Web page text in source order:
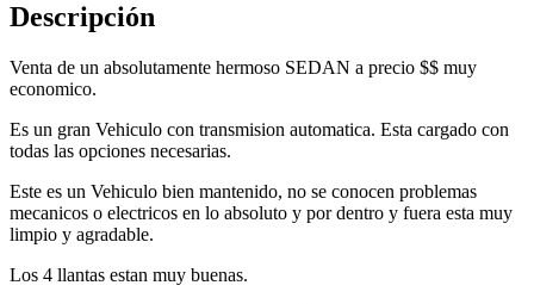
Descripción
Venta de un absolutamente hermoso SEDAN a precio $$ muy
economico.
Es un gran Vehiculo con transmision automatica. Esta cargado con
todas las opciones necesarias.
Este es un Vehiculo bien mantenido, no se conocen problemas
mecanicos o electricos en lo absoluto y por dentro y fuera esta muy
limpio y agradable.
Los 4 llantas estan muy buenas.